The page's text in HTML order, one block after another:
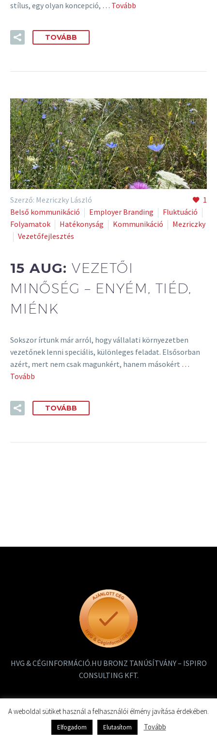
stílus, egy olyan koncepció, … Tovább
TOVÁBB
1
Szerző: Mezriczky László
Belső kommunikáció
Employer Branding
Fluktuáció
Folyamatok
Hatékonyság Kommunikáció
Mezriczky
Vezetőfejlesztés
15 AUG:VEZETŐI
MINŐSÉG – ENYÉM, TIÉD,
MIÉNK
Sokszor írtunk már arról, hogy vállalati környezetben
vezetőnek lenni speciális, különleges feladat. Elsősorban
azért, mert nem csak magunkért, hanem másokért …
Tovább
TOVÁBB
HVG & CÉGINFORMÁCIÓ.HU BRONZ TANÚSÍTVÁNY – ISPIRO
CONSULTING KFT.
2019 ISPIRO – Minden jog fenntartva!
A weboldal sütiket használ a felhasználói élmény javítása érdekében.
Elfogadom Elutasítom Tovább